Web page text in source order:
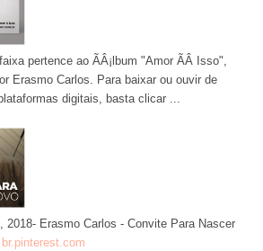
pertence ao ÃÂ¡lbum "Amor ÃÂ Isso",
Erasmo Carlos. Para baixar ou ouvir de
digitais, basta clicar ...
2018- Erasmo Carlos - Convite Para Nascer
br.pinterest.com